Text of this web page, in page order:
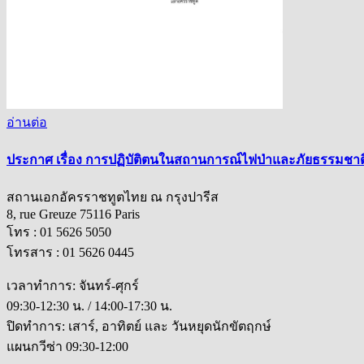
อ่านต่อ
ประกาศ เรื่อง การปฏิบัติตนในสถานการณ์ไฟป่าและภัยธรรมชา
สถานเอกอัครราชทูตไทย ณ กรุงปารีส
8, rue Greuze 75116 Paris
โทร : 01 5626 5050
โทรสาร : 01 5626 0445
เวลาทำการ: จันทร์-ศุกร์
09:30-12:30 น. / 14:00-17:30 น.
ปิดทำการ: เสาร์, อาทิตย์ และ วันหยุดนักขัตฤกษ์
แผนกวีซ่า 09:30-12:00